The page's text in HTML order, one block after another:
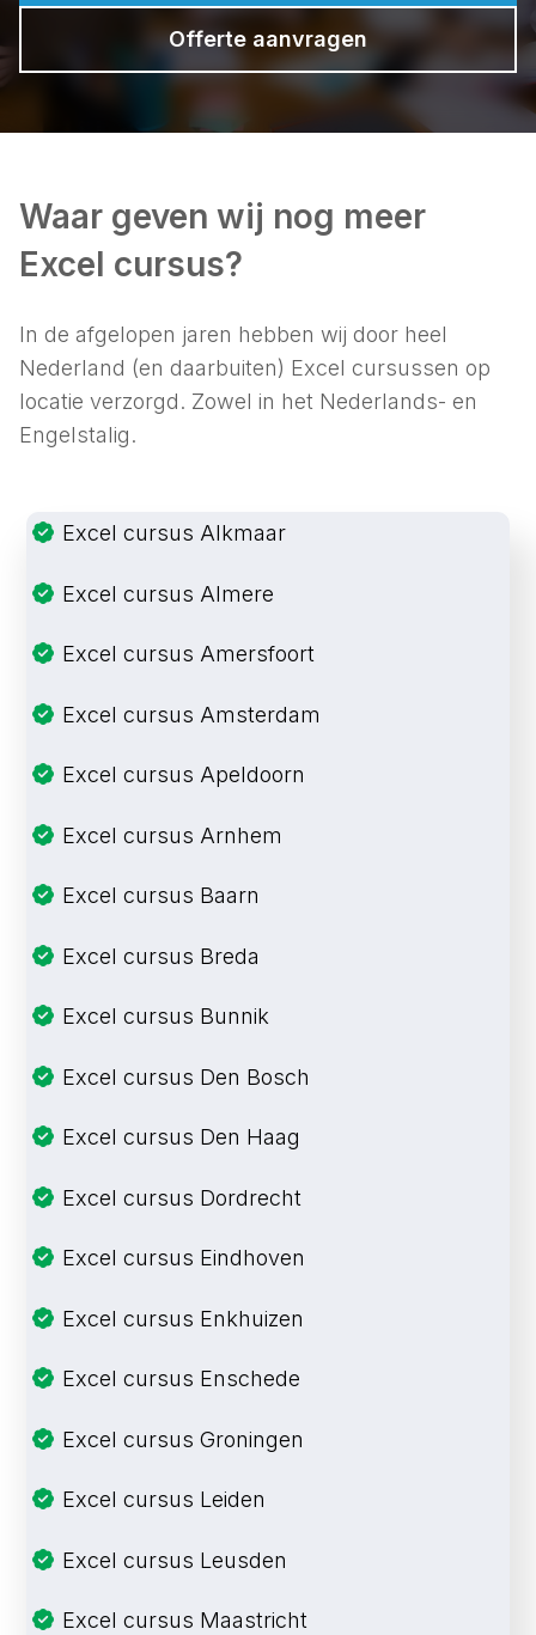
Offerte aanvragen
Waar geven wij nog meer
Excel cursus?
In de afgelopen jaren hebben wij door heel
Nederland (en daarbuiten) Excel cursussen op
locatie verzorgd. Zowel in het Nederlands- en
Engelstalig.
Excel cursus Alkmaar
Excel cursus Almere
Excel cursus Amersfoort
Excel cursus Amsterdam
Excel cursus Apeldoorn
Excel cursus Arnhem
Excel cursus Baarn
Excel cursus Breda
Excel cursus Bunnik
Excel cursus Den Bosch
Excel cursus Den Haag
Excel cursus Dordrecht
Excel cursus Eindhoven
Excel cursus Enkhuizen
Excel cursus Enschede
Excel cursus Groningen
Excel cursus Leiden
Excel cursus Leusden
Excel cursus Maastricht